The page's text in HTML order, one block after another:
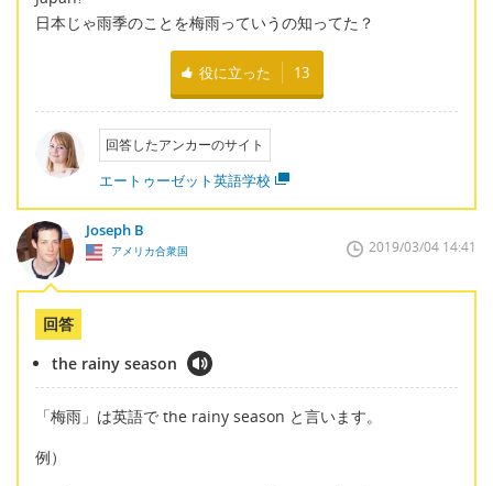
日本じゃ雨季のことを梅雨っていうの知ってた？
役に立った 13
回答したアンカーのサイト
エートゥーゼット英語学校
Joseph B
アメリカ合衆国 2019/03/04 14:41
回答
the rainy season
「梅雨」は英語で the rainy season と言います。
例）